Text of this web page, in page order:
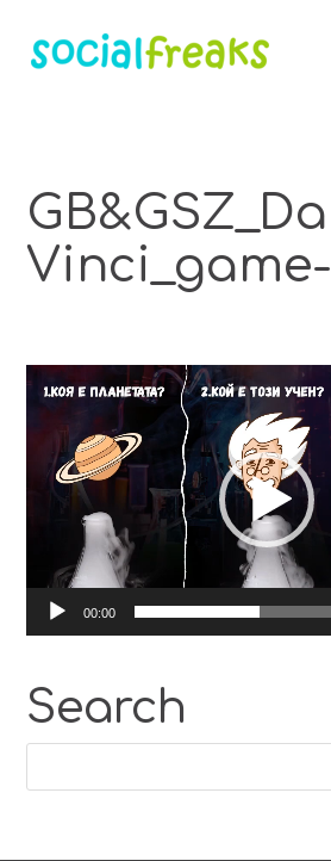
GB&GSZ_Da
Vinci_game-
Видео
00:00
Search